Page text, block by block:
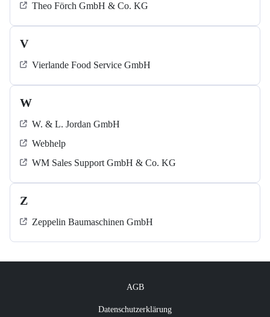
Theo Förch GmbH & Co. KG
V
Vierlande Food Service GmbH
W
W. & L. Jordan GmbH
Webhelp
WM Sales Support GmbH & Co. KG
Z
Zeppelin Baumaschinen GmbH
AGB
Datenschutzerklärung